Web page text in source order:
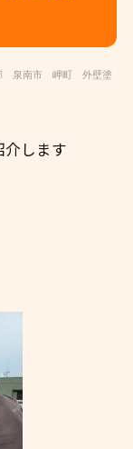
泉南市 岬町 外壁塗
します